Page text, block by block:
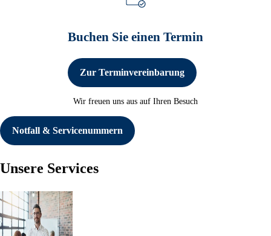
Buchen Sie einen Termin
Zur Terminvereinbarung
Wir freuen uns aus auf Ihren Besuch
Notfall & Servicenummern
Unsere Services